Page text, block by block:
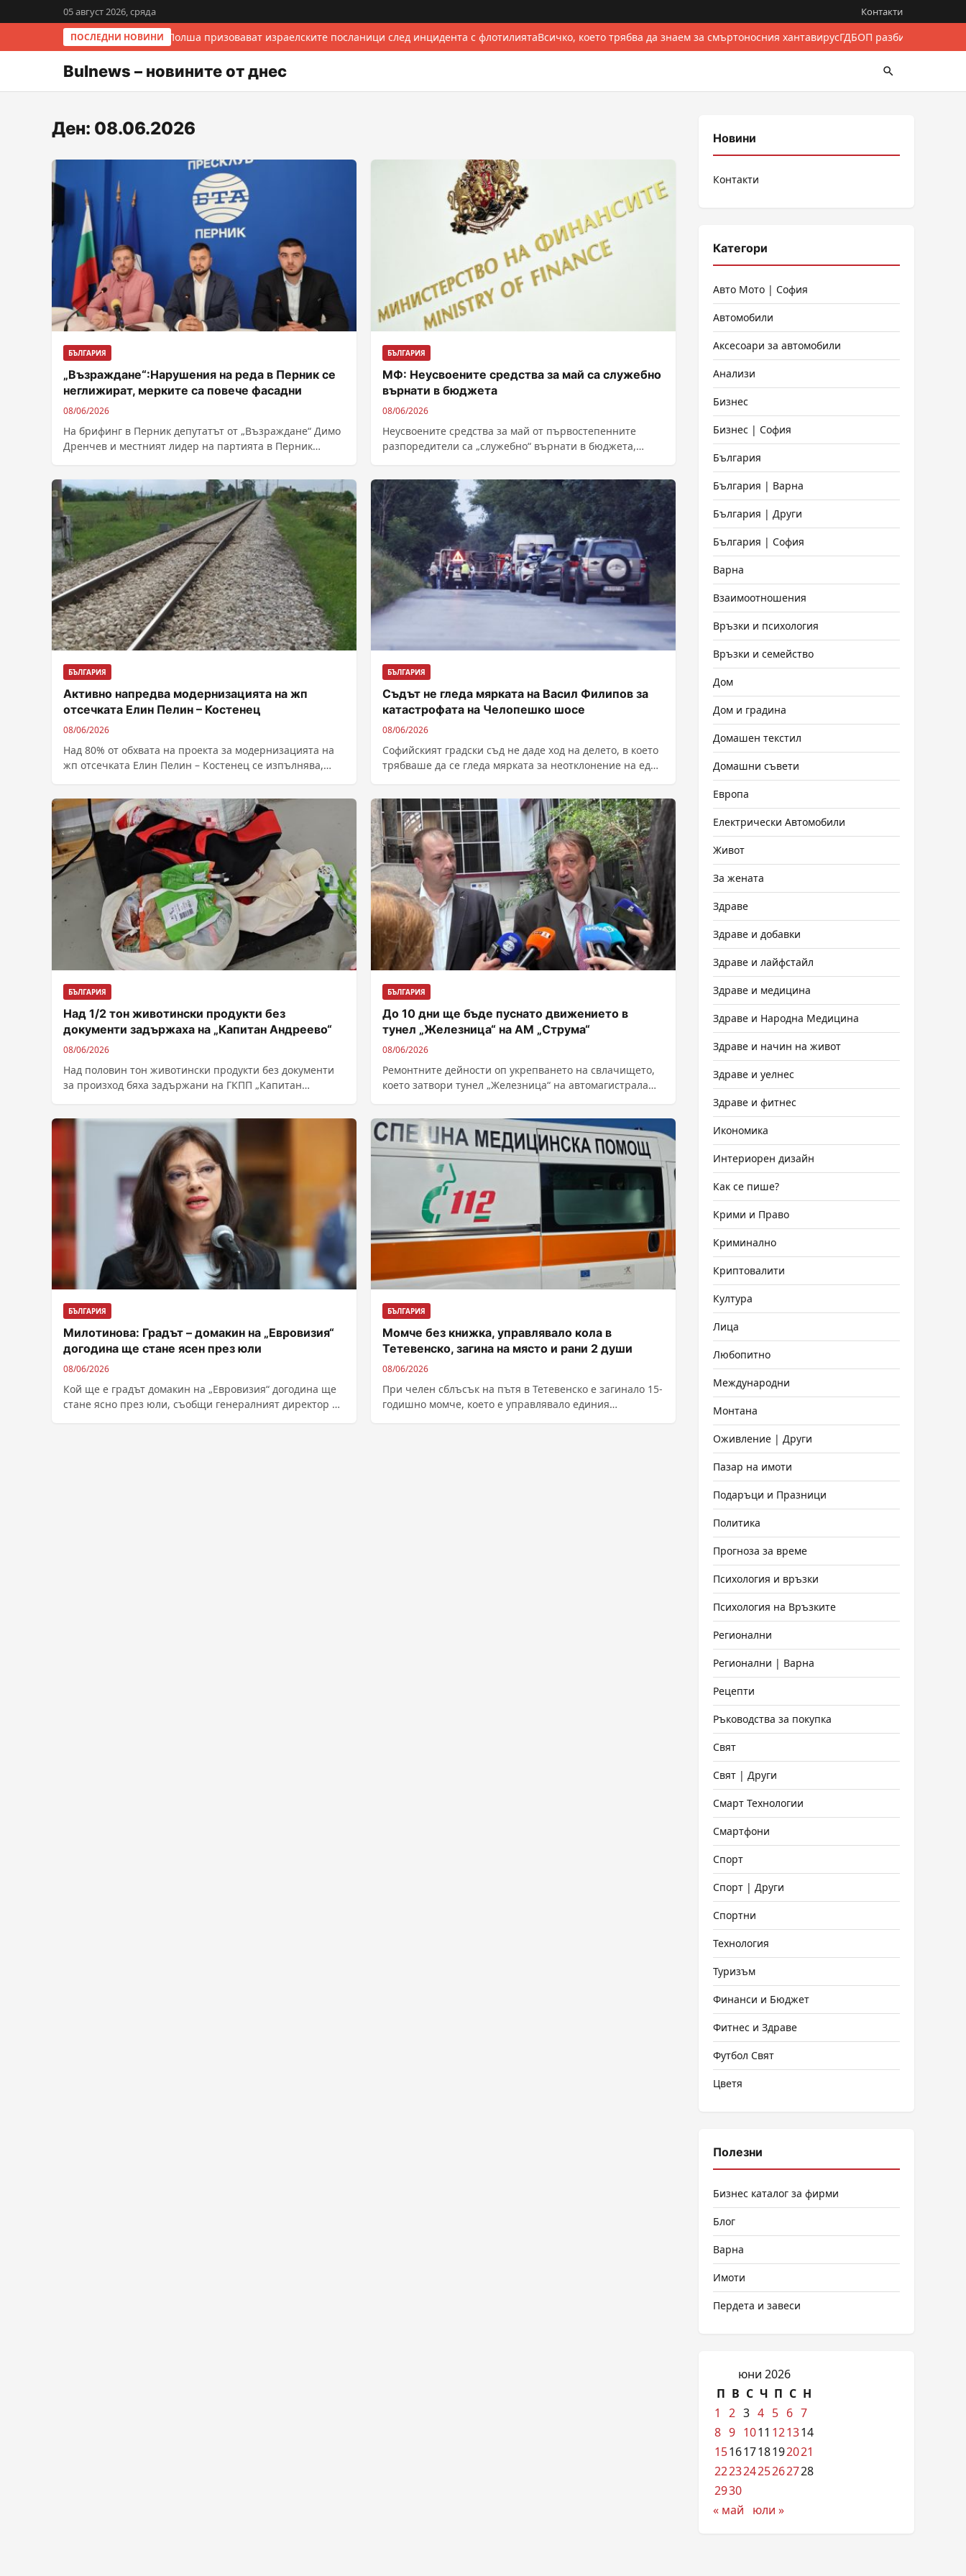
05 август 2026, сряда Контакти
ПОСЛЕДНИ НОВИНИ
Италия и Полша призовават израелските посланици след инцидента с флотилиятаВсичко, което трябва да знаем за смъртоносния хантавирусГДБОП разби
Bulnews – новините от днес
Ден: 08.06.2026
БЪЛГАРИЯ
„Възраждане“:Нарушения на реда в Перник се
неглижират, мерките са повече фасадни
08/06/2026
На брифинг в Перник депутатът от „Възраждане“ Димо
Дренчев и местният лидер на партията в Перник
БЪЛГАРИЯ
МФ: Неусвоените средства за май са служебно
върнати в бюджета
08/06/2026
Неусвоените средства за май от първостепенните
разпоредители са „служебно“ върнати в бюджета,
БЪЛГАРИЯ
Активно напредва модернизацията на жп
отсечката Елин Пелин – Костенец
08/06/2026
Над 80% от обхвата на проекта за модернизацията на
жп отсечката Елин Пелин – Костенец се изпълнява,
БЪЛГАРИЯ
Съдът не гледа мярката на Васил Филипов за
катастрофата на Челопешко шосе
08/06/2026
Софийският градски съд не даде ход на делето, в което
трябваше да се гледа мярката за неотклонение на един
БЪЛГАРИЯ
Над 1/2 тон животински продукти без
документи задържаха на „Капитан Андреево“
08/06/2026
Над половин тон животински продукти без документи
за произход бяха задържани на ГКПП „Капитан
БЪЛГАРИЯ
До 10 дни ще бъде пуснато движението в
тунел „Железница“ на АМ „Струма“
08/06/2026
Ремонтните дейности оп укрепването на свлачището,
което затвори тунел „Железница“ на автомагистрала
БЪЛГАРИЯ
Милотинова: Градът – домакин на „Евровизия“
догодина ще стане ясен през юли
08/06/2026
Кой ще е градът домакин на „Евровизия“ догодина ще
стане ясно през юли, съобщи генералният директор на
БЪЛГАРИЯ
Момче без книжка, управлявало кола в
Тетевенско, загина на място и рани 2 души
08/06/2026
При челен сблъсък на пътя в Тетевенско е загинало 15-
годишно момче, което е управлявало единия
Новини
Контакти
Категори
Авто Мото | София
Автомобили
Аксесоари за автомобили
Анализи
Бизнес
Бизнес | София
България
България | Варна
България | Други
България | София
Варна
Взаимоотношения
Връзки и психология
Връзки и семейство
Дом
Дом и градина
Домашен текстил
Домашни съвети
Европа
Електрически Автомобили
Живот
За жената
Здраве
Здраве и добавки
Здраве и лайфстайл
Здраве и медицина
Здраве и Народна Медицина
Здраве и начин на живот
Здраве и уелнес
Здраве и фитнес
Икономика
Интериорен дизайн
Как се пише?
Крими и Право
Криминално
Криптовалити
Култура
Лица
Любопитно
Международни
Монтана
Оживление | Други
Пазар на имоти
Подаръци и Празници
Политика
Прогноза за време
Психология и връзки
Психология на Връзките
Регионални
Регионални | Варна
Рецепти
Ръководства за покупка
Свят
Свят | Други
Смарт Технологии
Смартфони
Спорт
Спорт | Други
Спортни
Технология
Туризъм
Финанси и Бюджет
Фитнес и Здраве
Футбол Свят
Цветя
Полезни
Бизнес каталог за фирми
Блог
Варна
Имоти
Пердета и завеси
юни 2026
П В С Ч П С Н
1
2 3 4 5 6 7
8 9 1011 121314
15161718192021
22232425262728
2930
« май
юли »